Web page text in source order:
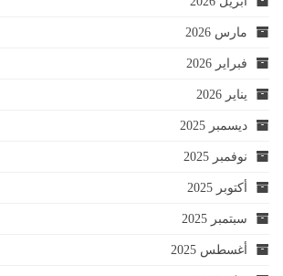
مارس 2026
فبراير 2026
يناير 2026
ديسمبر 2025
نوفمبر 2025
أكتوبر 2025
سبتمبر 2025
أغسطس 2025